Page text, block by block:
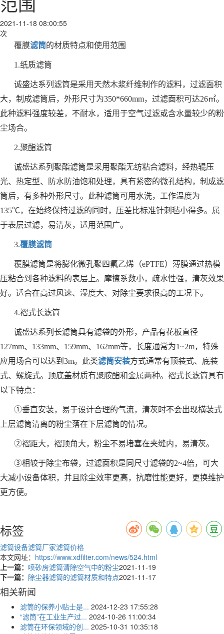
2021-11-18 08:00:55
次
覆膜滤筒的材质特点和使用范围
1.纸质滤筒
诚盛达系列滤筒是采用天然木浆纤维制作的滤料，过滤面积
大，制成滤筒后，外形尺寸为350*660mm，过滤面积可达26㎡。
此种滤料强度较差，不耐水，适用于空气过滤或含水量较少的粉
尘场合。
2.聚酯滤筒
诚盛达系列聚酯滤筒是采用聚酯无纺粘合滤料，经热辊压
光、热定型、防水防油饱和处理，具有紧密的微孔结构，制成滤
筒后，有多种外形尺寸。此种滤筒可用水洗，工作温度为
135℃，在始终保持过滤的同时，压差比标准针刺毡小得多。属
于表层过滤，易清灰，适用范围广。
3.覆膜滤筒
覆膜滤筒是将膨化微孔聚四氟乙烯（ePTFE）薄膜通过热模
压粘合到各种滤料的表层上。摩擦系数小，疏水性强，清灰效果
好。适合在高过风速、湿度大、对除尘要求很高的工况下。
4.褶式长滤筒
诚盛达系列长滤筒具有滤袋的外形，产品有花板直径
127mm、133mm、159mm、162mm等，长度通常为1~2m，特殊
应用场合可以达到3m。此类滤筒安装方式通常有顶装式、底装
式、螺旋式。顶底盖材质有聚胺酯和金属两种。褶式长滤筒具有
以下特点：
①垂直安装，易于设计合理的气流，清灰时不会出现横装式
上层滤筒清离的粉尘落在下层滤筒的情况。
②褶距大，褶顶角大，粉尘不易堵塞在夹缝内，易清灰。
③相较于除尘布袋，过滤面积是同尺寸滤袋的2~4倍，可大
大减小设备体积，并且除尘效率更高，抗磨性能更好，更换维护
更方便。
标签
滤筒设备滤筒厂家滤筒价格
本文网址： https://www.xdfilter.com/news/524.html
上一篇： 喷砂房滤筒清除空气中的粉尘2021-11-19
下一篇： 除尘器滤筒的滤筒材质和特点2021-11-17
相关新闻
滤筒的保养小贴士是... 2024-12-23 17:55:28
“滤筒”在工业生产过... 2024-10-26 11:00:34
滤筒在环保领域的创... 2025-10-31 10:35:18